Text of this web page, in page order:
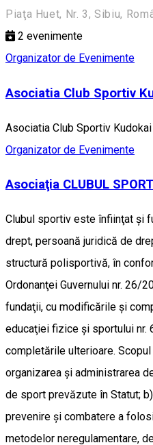
Piaţa Huet, Nr. 3, Sibiu,
2 evenimente
Organizator de Evenimente
Asociatia Club Sportiv
Asociatia Club Sportiv
Organizator de Evenimente
Asociaţia CLUBUL
Clubul sportiv este înfiinţat şi
drept, persoană juridică de
structură polisportivă, în
Ordonanţei Guvernului nr. 26/
fundaţii, cu modificările şi
educaţiei fizice şi sportului
completările ulterioare.
organizarea şi administrarea
de sport prevăzute în Statut;
prevenire şi combatere a
metodelor neregulamentare,